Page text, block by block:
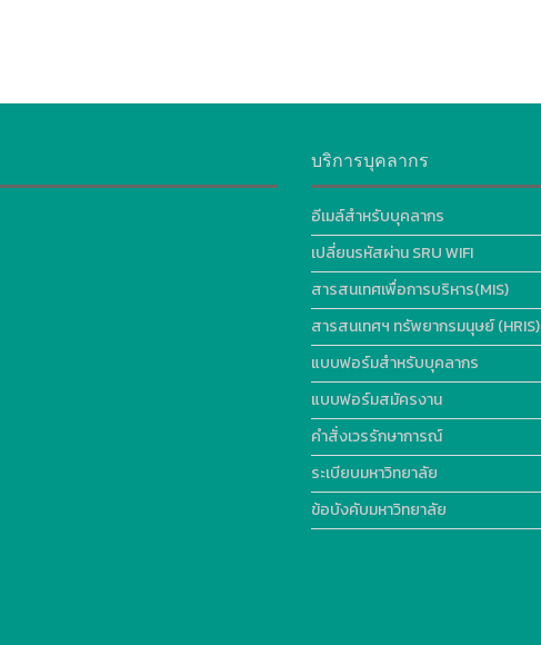
บริการบุคลากร
อีเมล์สำหรับบุคลากร
เปลี่ยนรหัสผ่าน SRU WIFI
สารสนเทศเพื่อการบริหาร(MIS)
สารสนเทศฯ ทรัพยากรมนุษย์ (HRIS)
แบบฟอร์มสำหรับบุคลากร
แบบฟอร์มสมัครงาน
คำสั่งเวรรักษาการณ์
ระเบียบมหาวิทยาลัย
ข้อบังคับมหาวิทยาลัย